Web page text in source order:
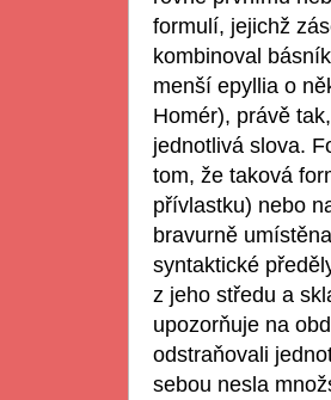
formulí, jejichž
kombinoval
menší epyllia o
Homér), právě
jednotlivá slova.
tom, že taková
přívlastku) nebo
bravurně
syntaktické
z jeho středu a
upozorňuje na
odstraňovali
sebou nesla